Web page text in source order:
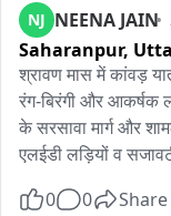
डीएम उमेश मिश्रा समेत
NJ NEENA JAIN
Saharanpur,
श्रावण मास में कांवड़
रंग-बिरंगी और आकर्षक
के सरसावा मार्ग और
एलईडी लड़ियों व
किलोमीटर के मुख्य
0 0 Share